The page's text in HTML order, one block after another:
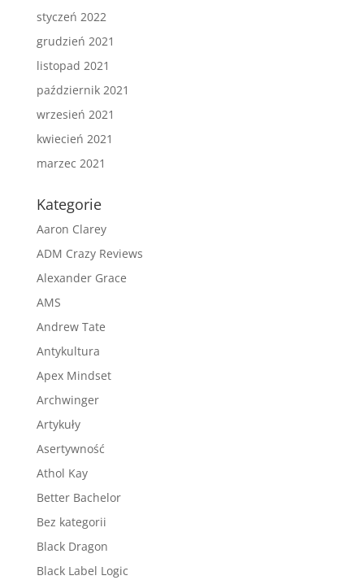
styczeń 2022
grudzień 2021
listopad 2021
październik 2021
wrzesień 2021
kwiecień 2021
marzec 2021
Kategorie
Aaron Clarey
ADM Crazy Reviews
Alexander Grace
AMS
Andrew Tate
Antykultura
Apex Mindset
Archwinger
Artykuły
Asertywność
Athol Kay
Better Bachelor
Bez kategorii
Black Dragon
Black Label Logic